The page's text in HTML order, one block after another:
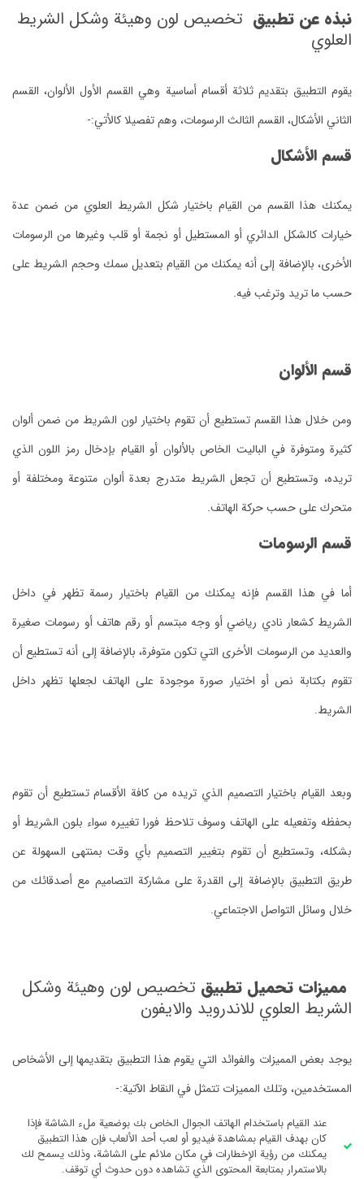
نبذه عن تطبيق تخصيص لون وهيئة وشكل الشريط
العلوي
يقوم التطبيق بتقديم ثلاثة أقسام أساسية وهي القسم الأول الألوان، القسم
الثاني الأشكال، القسم الثالث الرسومات، وهم تفصيلا كالأتي:-
قسم الأشكال
يمكنك هذا القسم من القيام باختيار شكل الشريط العلوي من ضمن عدة
خيارات كالشكل الدائري أو المستطيل أو نجمة أو قلب وغيرها من الرسومات
الأخرى، بالإضافة إلى أنه يمكنك من القيام بتعديل سمك وحجم الشريط على
حسب ما تريد وترغب فيه.
قسم الألوان
ومن خلال هذا القسم تستطيع أن تقوم باختيار لون الشريط من ضمن ألوان
كثيرة ومتوفرة في الباليت الخاص بالألوان أو القيام بإدخال رمز اللون الذي
تريده، وتستطيع أن تجعل الشريط متدرج بعدة ألوان متنوعة ومختلفة أو
متحرك على حسب حركة الهاتف.
قسم الرسومات
أما في هذا القسم فإنه يمكنك من القيام باختيار رسمة تظهر في داخل
الشريط كشعار نادي رياضي أو وجه مبتسم أو رقم هاتف أو رسومات صغيرة
والعديد من الرسومات الأخرى التي تكون متوفرة، بالإضافة إلى أنه تستطيع أن
تقوم بكتابة نص أو اختيار صورة موجودة على الهاتف لجعلها تظهر داخل
الشريط.
وبعد القيام باختيار التصميم الذي تريده من كافة الأقسام تستطيع أن تقوم
بحفظه وتفعيله على الهاتف وسوف تلاحظ فورا تغييره سواء بلون الشريط أو
بشكله، وتستطيع أن تقوم بتغيير التصميم بأي وقت بمنتهى السهولة عن
طريق التطبيق بالإضافة إلى القدرة على مشاركة التصاميم مع أصدقائك من
خلال وسائل التواصل الاجتماعي.
مميزات تحميل تطبيق تخصيص لون وهيئة وشكل
الشريط العلوي للاندرويد والايفون
يوجد بعض المميزات والفوائد التي يقوم هذا التطبيق بتقديمها إلى الأشخاص
المستخدمين، وتلك المميزات تتمثل في النقاط الآتية:-
عند القيام باستخدام الهاتف الجوال الخاص بك بوضعية ملء الشاشة فإذا
كان بهدف القيام بمشاهدة فيديو أو لعب أحد الألعاب فإن هذا التطبيق
يمكنك من رؤية الإخطارات في مكان ملائم على الشاشة، وذلك يسمح لك
بالاستمرار بمتابعة المحتوى الذي تشاهده دون حدوث أي توقف.